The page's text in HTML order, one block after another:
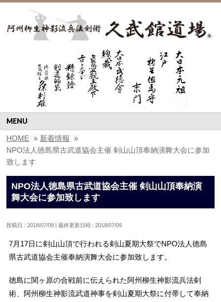
MENU
HOME » 新着情報 »
NPO法人徳島県古武道協会主催 剣山山頂奉納演舞大会に参加
致します
NPO法人徳島県古武道協会主催 剣山山頂奉納演
舞大会に参加致します
投稿日 : 2018/07/09 最終更新日時 : 2018/07/09
7月17日に剣山山頂で行われる剣山夏期大祭でNPO法人徳島
県古武道協会主催奉納演舞大会に参加致します。
徳島に関ヶ原の合戦前に伝えられた阿州柳生神影流兵法剣
術、阿州柳生神影流武道神事を剣山夏期大祭に付帯して奉納